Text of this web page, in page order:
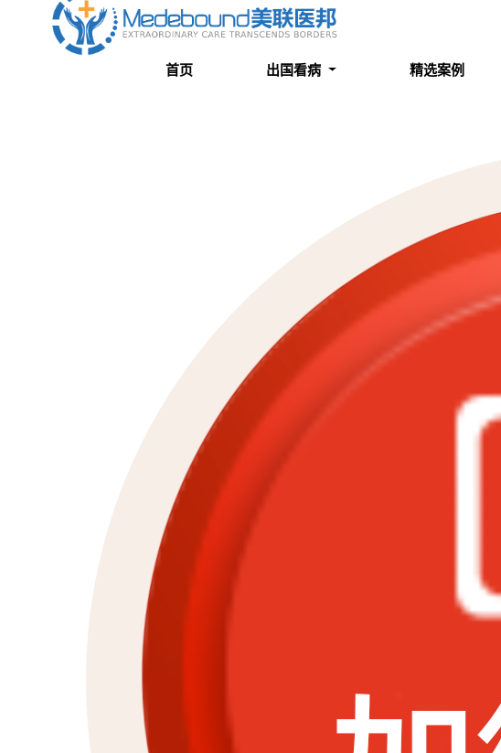
关于我们
成功案例
首页 出国看病 精选案例